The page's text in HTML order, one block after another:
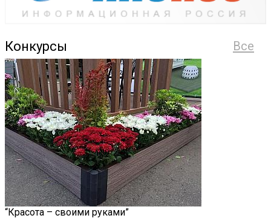
Все
Конкурсы
“Красота – своими руками”